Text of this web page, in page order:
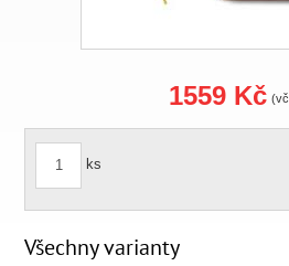
1559 Kč
ks
Všechny varianty